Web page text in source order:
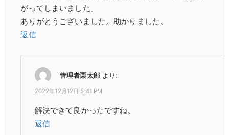
がってしまいました。
ありがとうございました。助かりました。
返信
管理者栗太郎 より:
2022年12月12日 5:41 PM
解決できて良かったですね。
返信